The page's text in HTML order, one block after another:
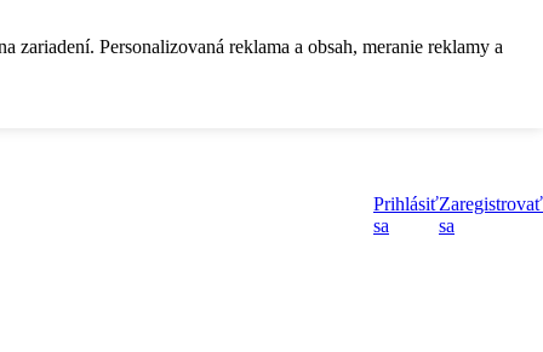
Personalizovaná reklama a obsah, meranie reklamy a
Prihlásiť
sa
Zaregistrovať
sa